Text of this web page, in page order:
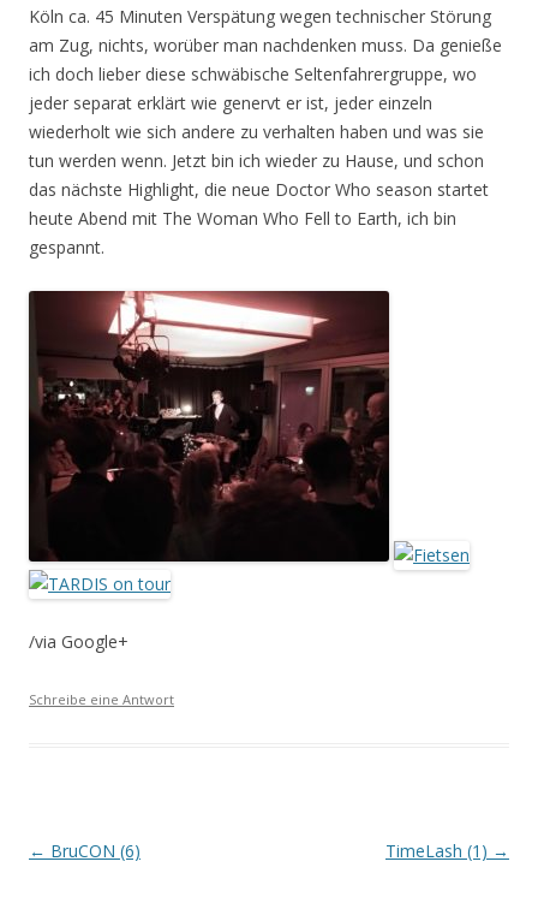
Köln ca. 45 Minuten Verspätung wegen technischer Störung
am Zug, nichts, worüber man nachdenken muss. Da genieße
ich doch lieber diese schwäbische Seltenfahrergruppe, wo
jeder separat erklärt wie genervt er ist, jeder einzeln
wiederholt wie sich andere zu verhalten haben und was sie
tun werden wenn. Jetzt bin ich wieder zu Hause, und schon
das nächste Highlight, die neue Doctor Who season startet
heute Abend mit The Woman Who Fell to Earth, ich bin
gespannt.
/via Google+
Schreibe eine Antwort
Beitrags-
← BruCON (6) TimeLash (1) →